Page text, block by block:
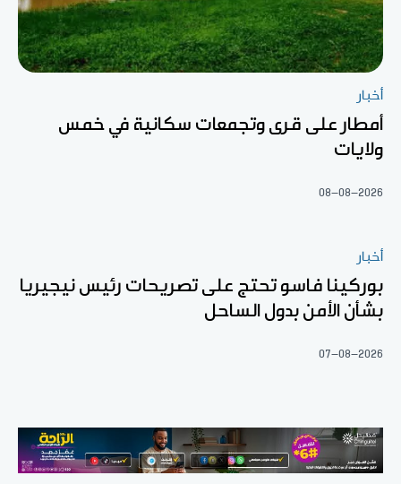
أخبار
أمطار على قرى وتجمعات سكانية في خمس
ولايات
08-08-2026
أخبار
بوركينا فاسو تحتج على تصريحات رئيس نيجيريا
بشأن الأمن بدول الساحل
07-08-2026